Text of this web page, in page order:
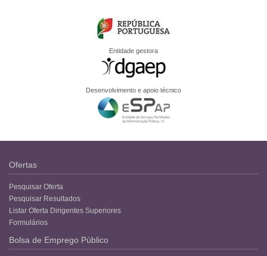
Entidade gestora
Desenvolvimento e apoio técnico
Ofertas
Pesquisar Oferta
Pesquisar Resultados
Listar Oferta Dirigentes Superiores
Formulários
Bolsa de Emprego Público